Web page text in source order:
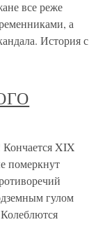
все реже
а
История с
XIX
померкнут
гулом